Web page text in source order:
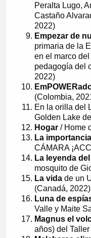
Peralta Lugo,
Castaño
2022)
Empezar de
primaria de la
en el marco
pedagogía del
2022)
(Colombia,
En la orilla del
Golden Lake
Hogar / Home
La
CÁMARA
La leyenda
mosquito de
La vidade un
(Canadá, 2022)
Luna de
Valle y Maite
Magnus el
años) del